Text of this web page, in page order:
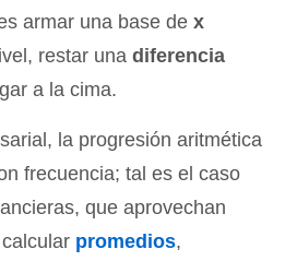
armar una base de x
restar una diferencia
a la cima.
la progresión aritmética
frecuencia; tal es el caso
que aprovechan
promedios,